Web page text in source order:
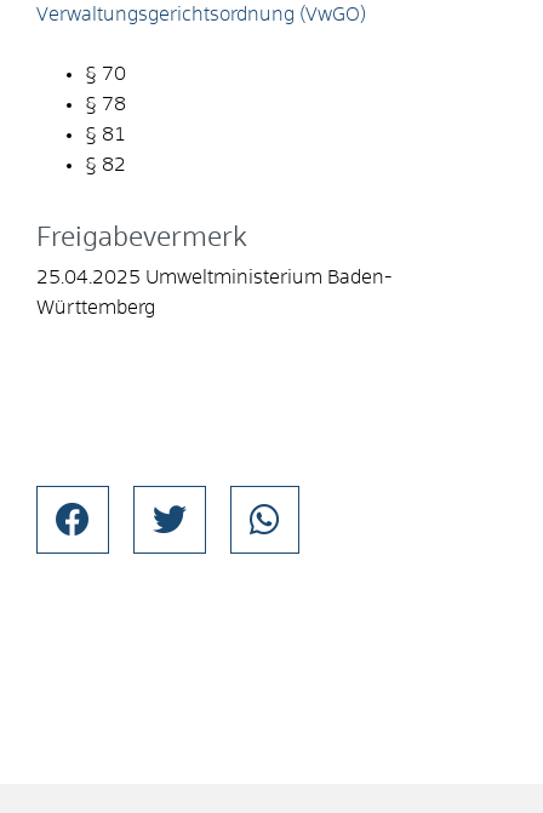
Verwaltungsgerichtsordnung (VwGO)
§ 70
§ 78
§ 81
§ 82
Freigabevermerk
25.04.2025 Umweltministerium Baden-
Württemberg